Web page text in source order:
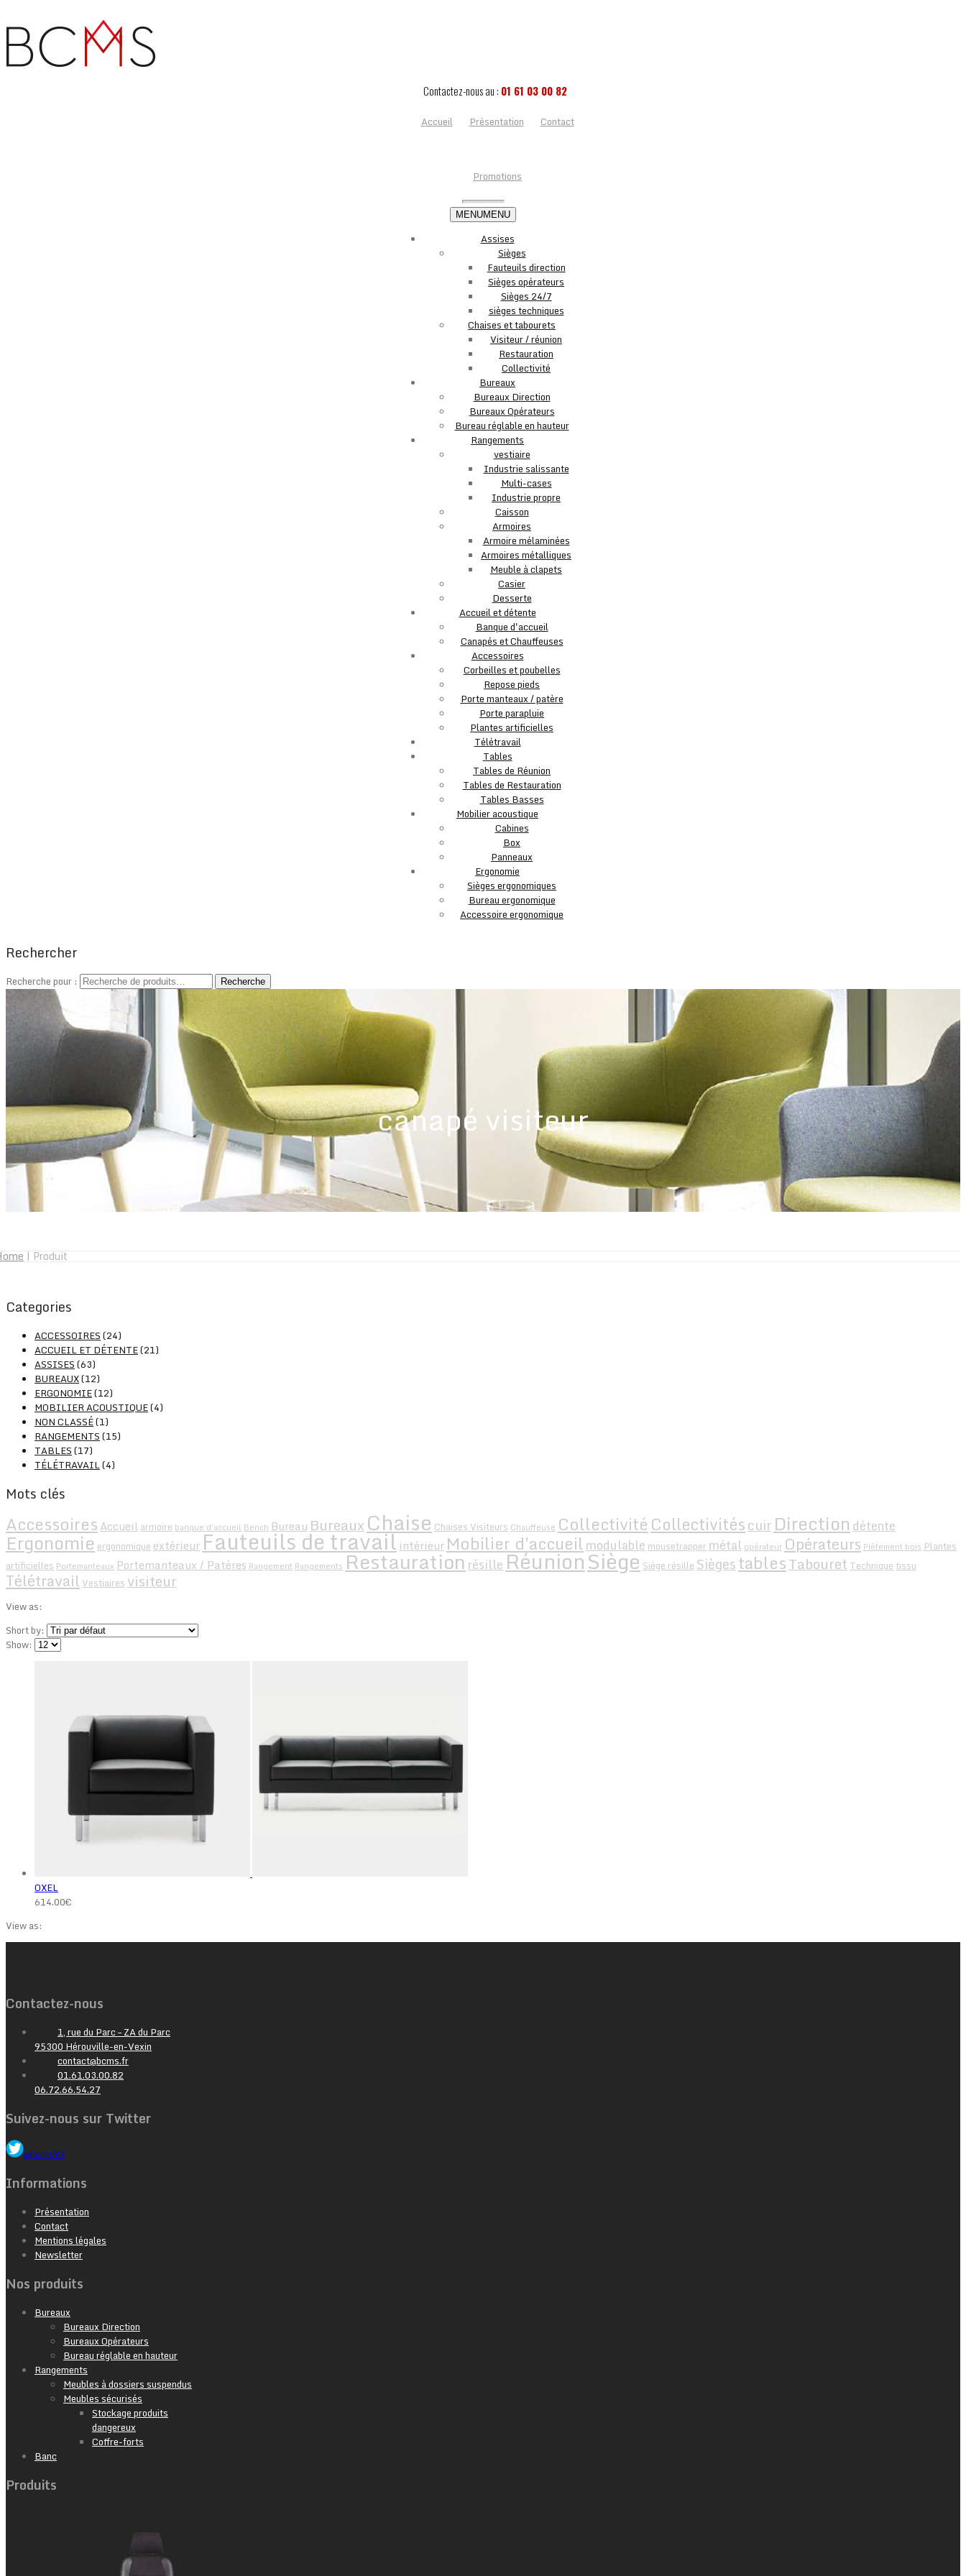
Contactez-nous au : 01 61 03 00 82
Accueil
Présentation Contact
Promotions
MENUMENU
Assises
Sièges
Fauteuils direction
Sièges opérateurs
Sièges 24/7
sièges techniques
Chaises et tabourets
Visiteur / réunion
Restauration
Collectivité
Bureaux
Bureaux Direction
Bureaux Opérateurs
Bureau réglable en hauteur
Rangements
vestiaire
Industrie salissante
Multi-cases
Industrie propre
Caisson
Armoires
Armoire mélaminées
Armoires métalliques
Meuble à clapets
Casier
Desserte
Accueil et détente
Banque d'accueil
Canapés et Chauffeuses
Accessoires
Corbeilles et poubelles
Repose pieds
Porte manteaux / patère
Porte parapluie
Plantes artificielles
Télétravail
Tables
Tables de Réunion
Tables de Restauration
Tables Basses
Mobilier acoustique
Cabines
Box
Panneaux
Ergonomie
Sièges ergonomiques
Bureau ergonomique
Accessoire ergonomique
Rechercher
Recherche pour : Recherche
canapé visiteur
| Produit
Categories
ACCESSOIRES(24)
ACCUEIL ET DÉTENTE(21)
ASSISES(63)
BUREAUX(12)
ERGONOMIE(12)
MOBILIER ACOUSTIQUE(4)
NON CLASSÉ(1)
RANGEMENTS(15)
TABLES(17)
TÉLÉTRAVAIL(4)
Mots clés
Accessoires Accueilarmoire banque d'accueil Bench Bureau BureauxChaise Chaises Visiteurs Chauffeuse Collectivité Collectivitéscuir Direction détente
Ergonomieergonomique extérieurFauteuils de travail intérieur Mobilier d'accueil modulable mousetrapper métal opérateur Opérateurs Piétement bois Plantes
artificielles Portemanteaux Portemanteaux / Patères Rangement Rangements RestaurationrésilleRéunionSiègeSiège résille SiègestablesTabouret Technique tissu
Télétravail Vestiaires visiteur
View as:
Short by:
Show:
OXEL
614.00€
View as:
Contactez-nous
1, rue du Parc – ZA du Parc
95300 Hérouville-en-Vexin
contact@bcms.fr
01.61.03.00.82
06.72.66.54.27
Suivez-nous sur Twitter
@bcms92
Informations
Présentation
Contact
Mentions légales
Newsletter
Nos produits
Bureaux
Bureaux Direction
Bureaux Opérateurs
Bureau réglable en hauteur
Rangements
Meubles à dossiers suspendus
Meubles sécurisés
Stockage produits
dangereux
Coffre-forts
Banc
Produits